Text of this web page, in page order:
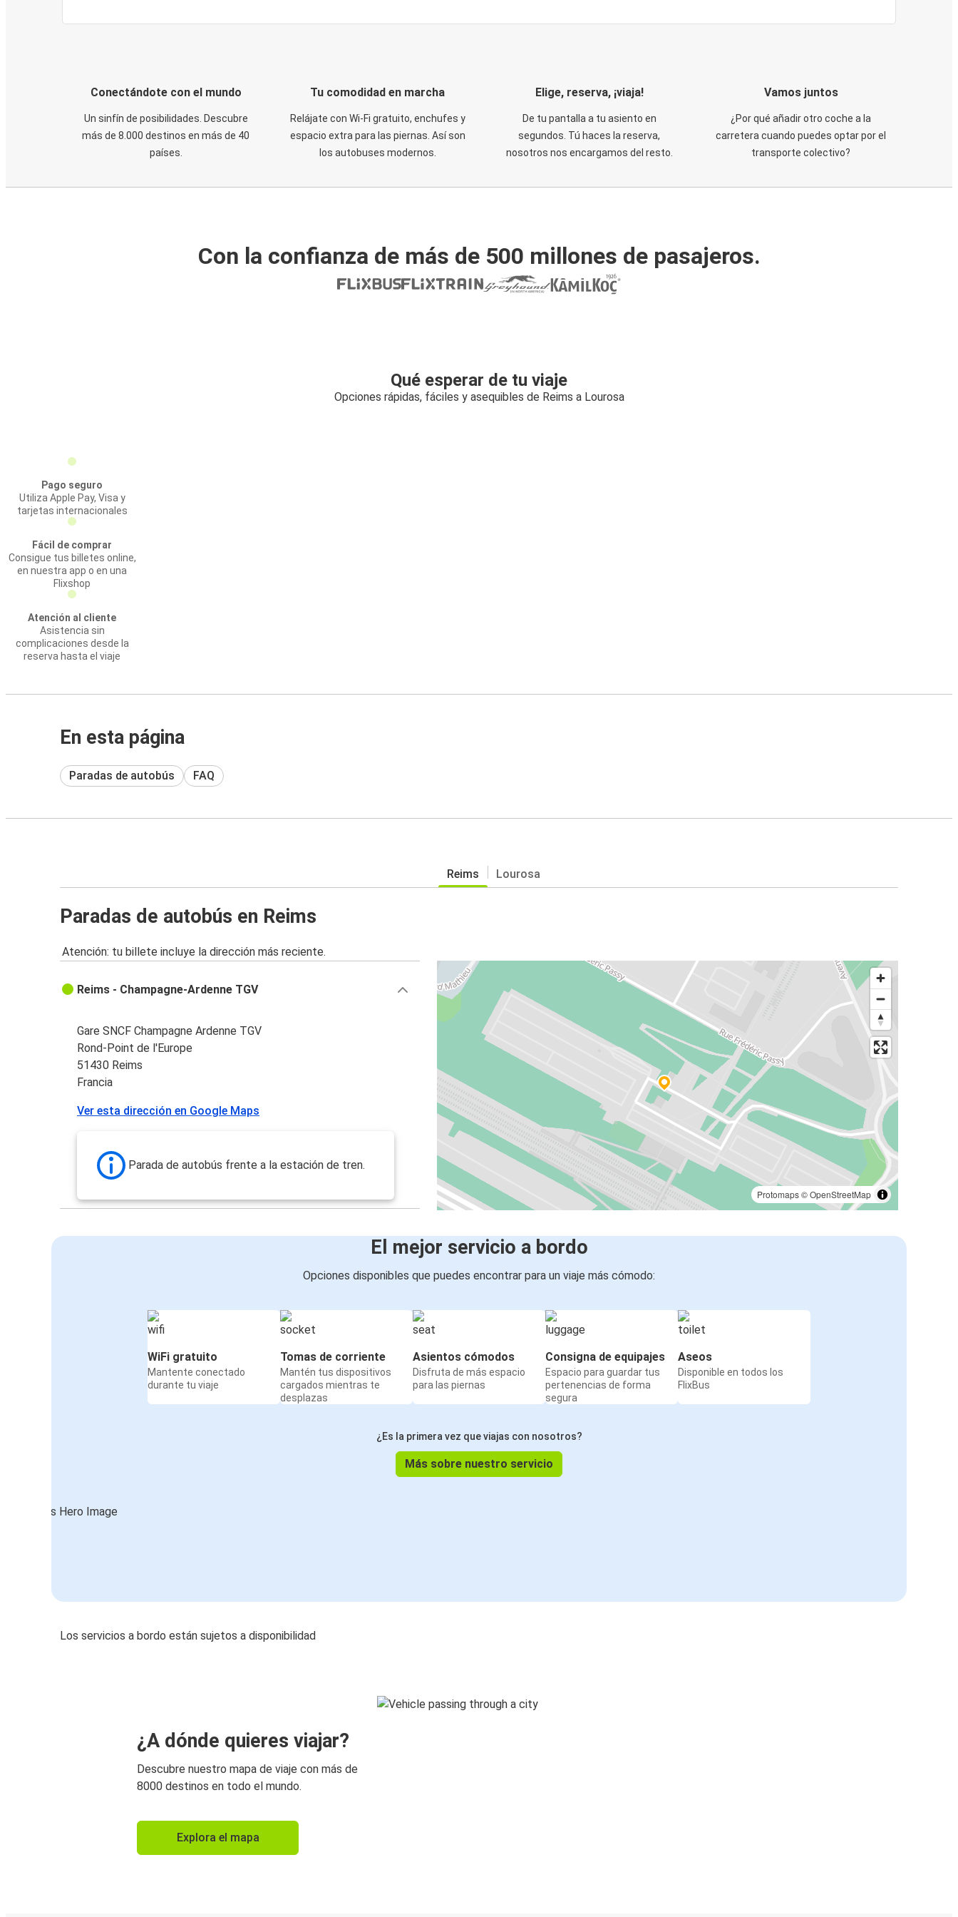
Conectándote con el mundo
Un sinfín de posibilidades. Descubre
más de 8.000 destinos en más de 40
países.
Tu comodidad en marcha
Relájate con Wi-Fi gratuito, enchufes y
espacio extra para las piernas. Así son
los autobuses modernos.
Elige, reserva, ¡viaja!
De tu pantalla a tu asiento en
segundos. Tú haces la reserva,
nosotros nos encargamos del resto.
Vamos juntos
¿Por qué añadir otro coche a la
carretera cuando puedes optar por el
transporte colectivo?
Con la confianza de más de 500 millones de pasajeros.
Qué esperar de tu viaje
Opciones rápidas, fáciles y asequibles de Reims a Lourosa
Pago seguro
Utiliza Apple Pay, Visa y
tarjetas internacionales
Fácil de comprar
Consigue tus billetes online,
en nuestra app o en una
Flixshop
Atención al cliente
Asistencia sin
complicaciones desde la
reserva hasta el viaje
En esta página
Paradas de autobús FAQ
Reims Lourosa
Paradas de autobús en Reims
Atención: tu billete incluye la dirección más reciente.
Protomaps©OpenStreetMap
Reims - Champagne-Ardenne TGV
Gare SNCF Champagne Ardenne TGV
Rond-Point de l'Europe
51430 Reims
Francia
Ver esta dirección en Google Maps
Parada de autobús frente a la estación de tren.
El mejor servicio a bordo
Opciones disponibles que puedes encontrar para un viaje más cómodo:
WiFi gratuito
Mantente conectado
durante tu viaje
Tomas de corriente
Mantén tus dispositivos
cargados mientras te
desplazas
Asientos cómodos
Disfruta de más espacio
para las piernas
Consigna de equipajes
Espacio para guardar tus
pertenencias de forma
segura
Aseos
Disponible en todos los
FlixBus
¿Es la primera vez que viajas con nosotros?
Más sobre nuestro servicio
Los servicios a bordo están sujetos a disponibilidad
¿A dónde quieres viajar?
Descubre nuestro mapa de viaje con más de
8000 destinos en todo el mundo.
Explora el mapa